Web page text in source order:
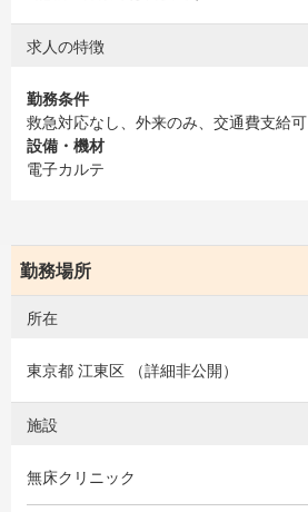
求人の特徴
勤務条件
救急対応なし、外来のみ、交通費支給可
設備・機材
電子カルテ
勤務場所
所在
東京都 江東区 （詳細非公開）
施設
無床クリニック